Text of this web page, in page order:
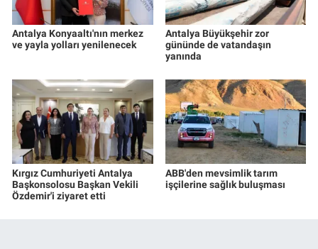
Antalya Konyaaltı'nın merkez
ve yayla yolları yenilenecek
Antalya Büyükşehir zor
gününde de vatandaşın
yanında
Kırgız Cumhuriyeti Antalya
Başkonsolosu Başkan Vekili
Özdemir'i ziyaret etti
ABB'den mevsimlik tarım
işçilerine sağlık buluşması